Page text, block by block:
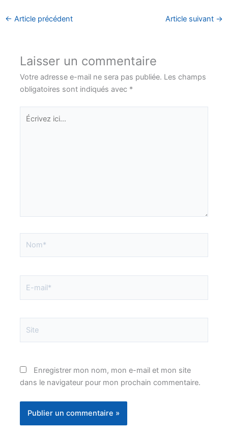
← Article précédent Article suivant →
Laisser un commentaire
Votre adresse e-mail ne sera pas publiée. Les champs
obligatoires sont indiqués avec *
Écrivez
ici…
mail*
Enregistrer mon nom, mon e-mail et mon site
dans le navigateur pour mon prochain commentaire.